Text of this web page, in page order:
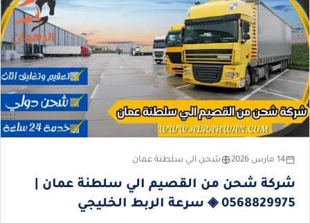
14 مارس 2026 شحن الي سلطنة عمان
شركة شحن من القصيم الي سلطنة عمان |
0568829975 ◈ سرعة الربط الخليجي